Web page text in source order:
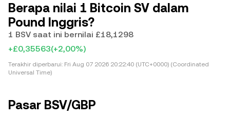
Berapa nilai 1 Bitcoin SV dalam
Pound Inggris?
1 BSV saat ini bernilai £18,1298
+£0,35563(+2,00%)
Terakhir diperbarui: Fri Aug 07 2026 20:22:40 (UTC+0000) (Coordinated
Universal Time)
Pasar BSV/GBP